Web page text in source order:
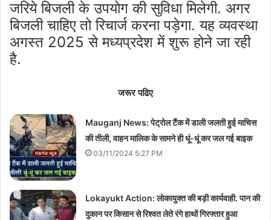
जरिये बिजली के उपयोग की सुविधा मिलेगी. अगर
बिजली चाहिए तो रिचार्ज करना पड़ेगा. यह व्यवस्था
अगस्त 2025 से मध्यप्रदेश में शुरू होने जा रही
है.
जरूर पढिए
Mauganj News: पेट्रोल टैंक में डाली जलती हुई माचिस
की तीली, वाहन मालिक के सामने ही धूं-धूं कर जल गई बाइक
03/11/2024 5:27 PM
Lokayukt Action: लोकायुक्त की बड़ी कार्यवाही. पान की
दुकान पर किसान से रिश्वत लेते रंगे हाथों गिरफ्तार हुआ